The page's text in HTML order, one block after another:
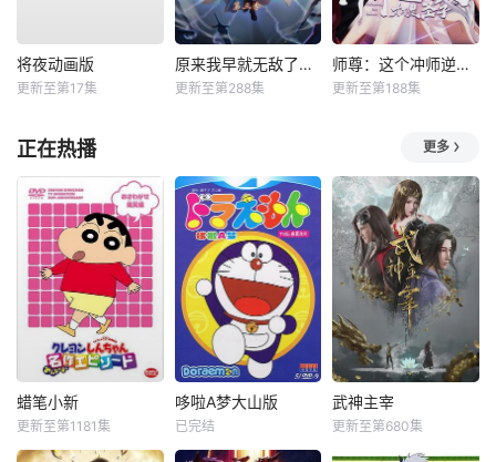
将夜动画版
更新至第17集
原来我早就无敌了动态漫
更新至第288集
师尊：这个冲师逆徒才不是圣子动态漫
更新至第188集
正在热播 更多
蜡笔小新
更新至第1181集
哆啦A梦大山版
已完结
武神主宰
更新至第680集